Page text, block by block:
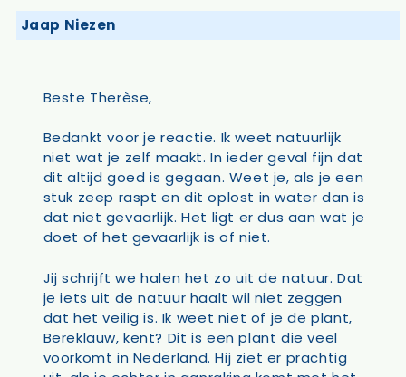
Jaap Niezen
Beste Therèse,
Bedankt voor je reactie. Ik weet natuurlijk
niet wat je zelf maakt. In ieder geval fijn dat
dit altijd goed is gegaan. Weet je, als je een
stuk zeep raspt en dit oplost in water dan is
dat niet gevaarlijk. Het ligt er dus aan wat je
doet of het gevaarlijk is of niet.
Jij schrijft we halen het zo uit de natuur. Dat
je iets uit de natuur haalt wil niet zeggen
dat het veilig is. Ik weet niet of je de plant,
Bereklauw, kent? Dit is een plant die veel
voorkomt in Nederland. Hij ziet er prachtig